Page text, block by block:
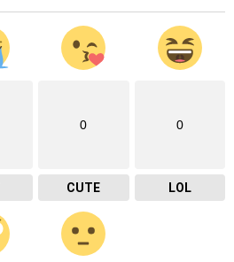
0
CUTE
0
LOL